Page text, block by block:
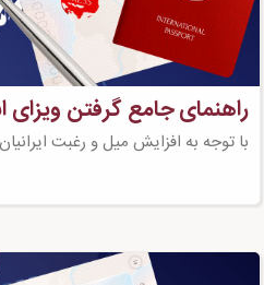
راهنمای جامع گرفتن ویزای
با توجه به افزایش میل و رغبت